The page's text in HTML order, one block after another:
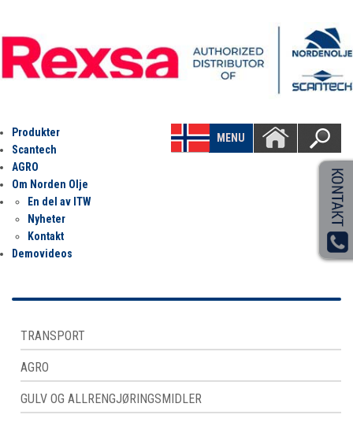
MENU
Produkter
Scantech
AGRO
Om Norden Olje
En del av ITW
Nyheter
Kontakt
Demovideos
TRANSPORT
AGRO
GULV OG ALLRENGJØRINGSMIDLER